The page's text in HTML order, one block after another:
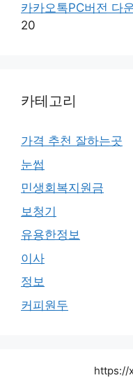
카카오톡PC버전 다
20
카테고리
가격 추천 잘하는곳
눈썹
민생회복지원금
보청기
유용한정보
이사
정보
커피원두
https://